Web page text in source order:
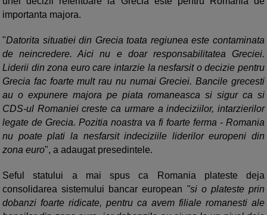
importanta majora.
"Datorita situatiei din Grecia toata regiunea este contaminata
de neincredere. Aici nu e doar responsabilitatea Greciei.
Liderii din zona euro care intarzie la nesfarsit o decizie pentru
Grecia fac foarte mult rau nu numai Greciei. Bancile grecesti
au o expunere majora pe piata romaneasca si sigur ca si
CDS-ul Romaniei creste ca urmare a indeciziilor, intarzierilor
legate de Grecia. Pozitia noastra va fi foarte ferma - Romania
nu poate plati la nesfarsit indeciziile liderilor europeni din
zona euro", a adaugat presedintele.
Seful statului a mai spus ca Romania plateste deja
consolidarea sistemului bancar european "si o plateste prin
dobanzi foarte ridicate, pentru ca avem filiale romanesti ale